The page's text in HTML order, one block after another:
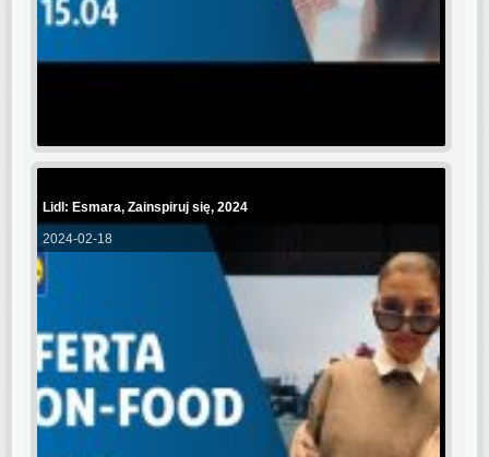
Lidl: Esmara, Zainspiruj się, 2024
2024-02-18